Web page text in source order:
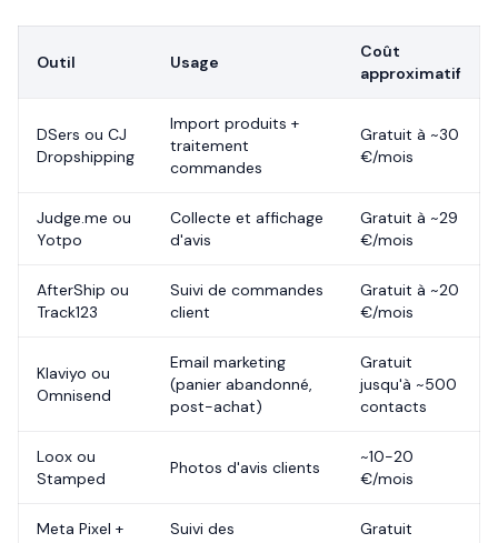
Outil Usage
Coût
approximatif
DSers ou CJ
Dropshipping
Import produits +
traitement
commandes
Gratuit à ~30
€/mois
Judge.me ou
Yotpo
Collecte et affichage
d'avis
Gratuit à ~29
€/mois
AfterShip ou
Track123
Suivi de commandes
client
Gratuit à ~20
€/mois
Klaviyo ou
Omnisend
Email marketing
(panier abandonné,
post-achat)
Gratuit
jusqu'à ~500
contacts
Loox ou
Stamped
Photos d'avis clients
~10-20
€/mois
Meta Pixel +
Suivi des
Gratuit